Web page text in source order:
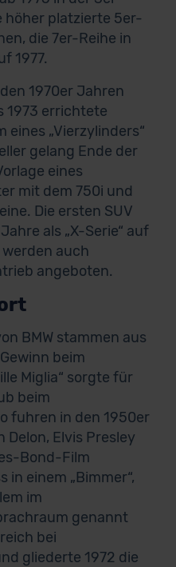
höher platzierte 5er-
die 7er-Reihe in
1977.
1970er Jahren
1973 errichtete
eines „Vierzylinders“
gelang Ende der
eines
mit dem 750i und
Die ersten SUV
als „X-Serie“ auf
auch
angeboten.
BMW stammen aus
beim
Miglia“ sorgte für
beim
fuhren in den 1950er
Delon, Elvis Presley
Bond-Film
in einem „Bimmer“,
im
genannt
bei
gliederte 1972 die